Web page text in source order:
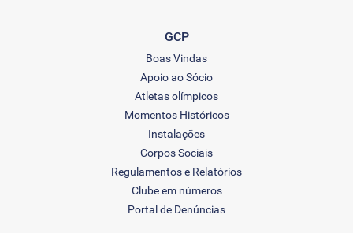
GCP
Boas Vindas
Apoio ao Sócio
Atletas olímpicos
Momentos Históricos
Instalações
Corpos Sociais
Regulamentos e Relatórios
Clube em números
Portal de Denúncias